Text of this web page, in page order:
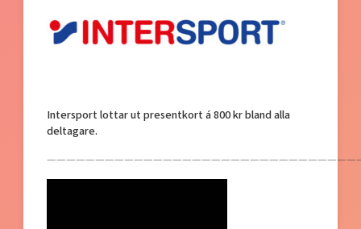
Intersport lottar ut presentkort á 800 kr bland alla
deltagare.